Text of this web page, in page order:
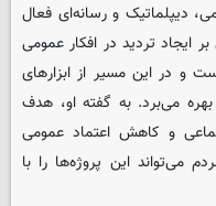
دیپلماتیک و رسانه‌ای فعال
تردید در افکار عمومی
و در این مسیر از ابزارهای
بهره می‌برد. به گفته او، هدف
و کاهش اعتماد عمومی
می‌تواند این پروژه‌ها را با